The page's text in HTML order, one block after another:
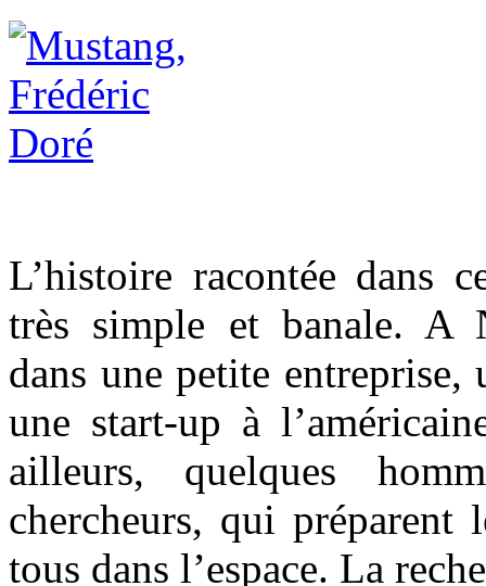
L’histoire racontée dans
très simple et banale. A
dans une petite entreprise,
une start-up à
ailleurs, quelques
chercheurs, qui préparent
tous dans l’espace. La